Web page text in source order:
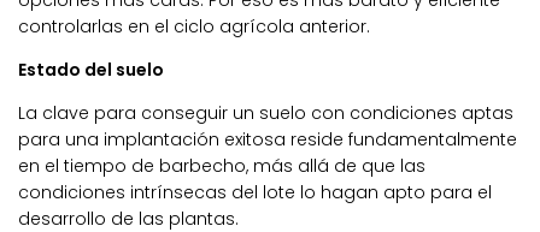
controlarlas en el ciclo agrícola anterior.
Estado del suelo
La clave para conseguir un suelo con condiciones aptas
para una implantación exitosa reside fundamentalmente
en el tiempo de barbecho, más allá de que las
condiciones intrínsecas del lote lo hagan apto para el
desarrollo de las plantas.